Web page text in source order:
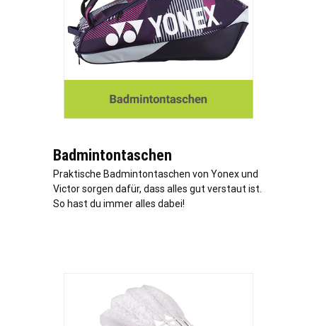
Badmintontaschen
Praktische Badmintontaschen von Yonex und
Victor sorgen dafür, dass alles gut verstaut ist.
So hast du immer alles dabei!